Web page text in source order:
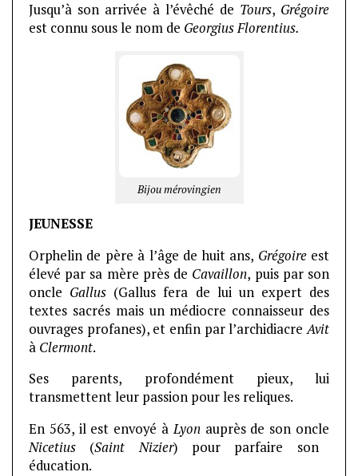
Jusqu’à son arrivée à l’évêché de Tours, Grégoire
est connu sous le nom de Georgius Florentius.
Bijou mérovingien
JEUNESSE
Orphelin de père à l’âge de huit ans, Grégoireest
élevé par sa mère près de Cavaillon, puis par son
oncle Gallus (Gallus fera de lui un expert des
textes sacrés mais un médiocre connaisseur des
ouvrages profanes), et enfin par l’archidiacreAvit
à Clermont.
Ses parents, profondément pieux, lui
transmettent leur passion pour les reliques.
En 563, il est envoyé àLyonauprès de son oncle
Nicetius (Saint Nizier) pour parfaire son
éducation.